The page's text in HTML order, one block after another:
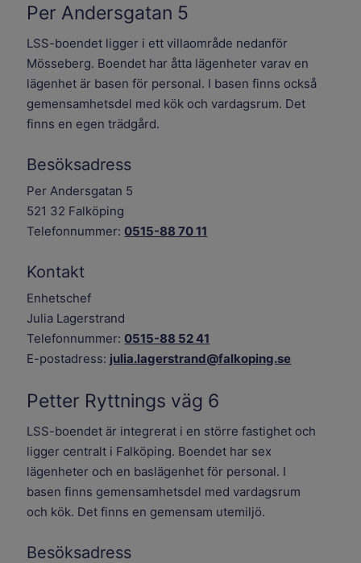
Per Andersgatan 5
LSS-boendet ligger i ett villaområde nedanför
Mösseberg. Boendet har åtta lägenheter varav en
lägenhet är basen för personal. I basen finns också
gemensamhetsdel med kök och vardagsrum. Det
finns en egen trädgård.
Besöksadress
Per Andersgatan 5
521 32 Falköping
Telefonnummer:0515-88 70 11
Kontakt
Enhetschef
Julia Lagerstrand
Telefonnummer:0515-88 52 41
E-postadress: julia.lagerstrand@falkoping.se
Petter Ryttnings väg 6
LSS-boendet är integrerat i en större fastighet och
ligger centralt i Falköping. Boendet har sex
lägenheter och en baslägenhet för personal. I
basen finns gemensamhetsdel med vardagsrum
och kök. Det finns en gemensam utemiljö.
Besöksadress